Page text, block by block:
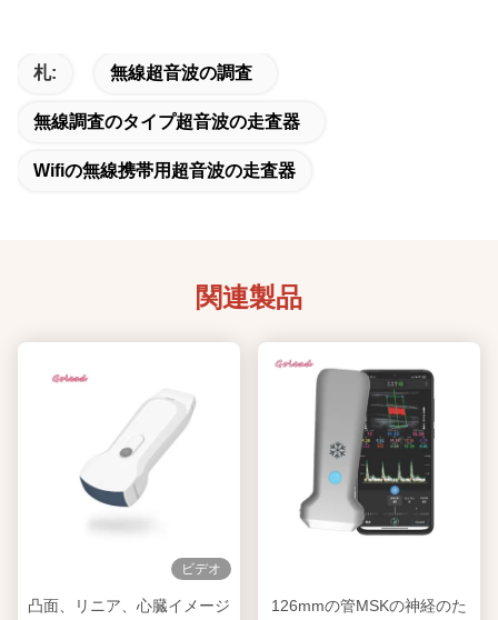
札: 無線超音波の調査
無線調査のタイプ超音波の走査器
Wifiの無線携帯用超音波の走査器
関連製品
ビデオ
凸面、リニア、心臓イメージ
126mmの管MSKの神経のた